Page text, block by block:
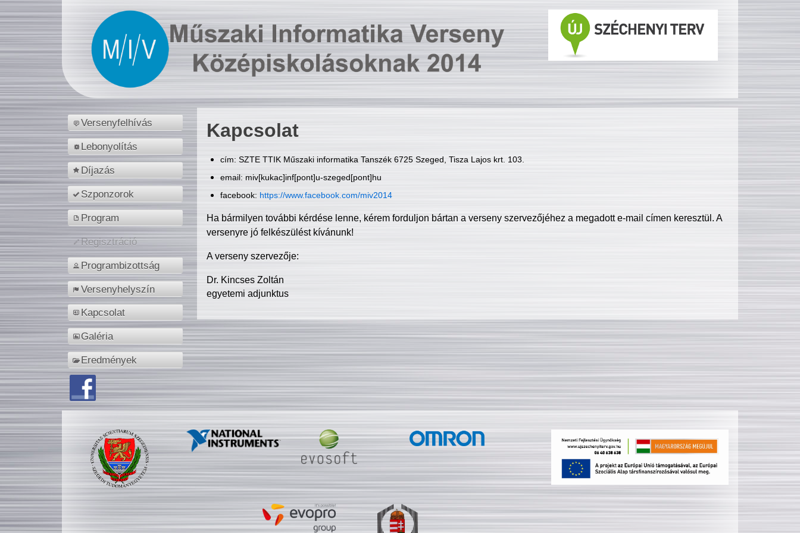
Versenyfelhívás
Lebonyolítás
Díjazás
Szponzorok
Program
Regisztráció
Programbizottság
Versenyhelyszín
Kapcsolat
Galéria
Eredmények
Kapcsolat
cím: SZTE TTIK Műszaki informatika Tanszék 6725 Szeged, Tisza Lajos krt. 103.
email: miv[kukac]inf[pont]u-szeged[pont]hu
facebook: https://www.facebook.com/miv2014
Ha bármilyen további kérdése lenne, kérem forduljon bártan a verseny szervezőjéhez a megadott e-mail címen keresztül. A
versenyre jó felkészülést kívánunk!
A verseny szervezője:
Dr. Kincses Zoltán
egyetemi adjunktus